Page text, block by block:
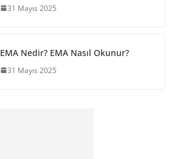
31 Mayıs 2025
EMA Nedir? EMA Nasıl Okunur?
31 Mayıs 2025